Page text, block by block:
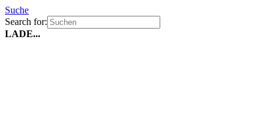
Suche
Search for:
LADE...